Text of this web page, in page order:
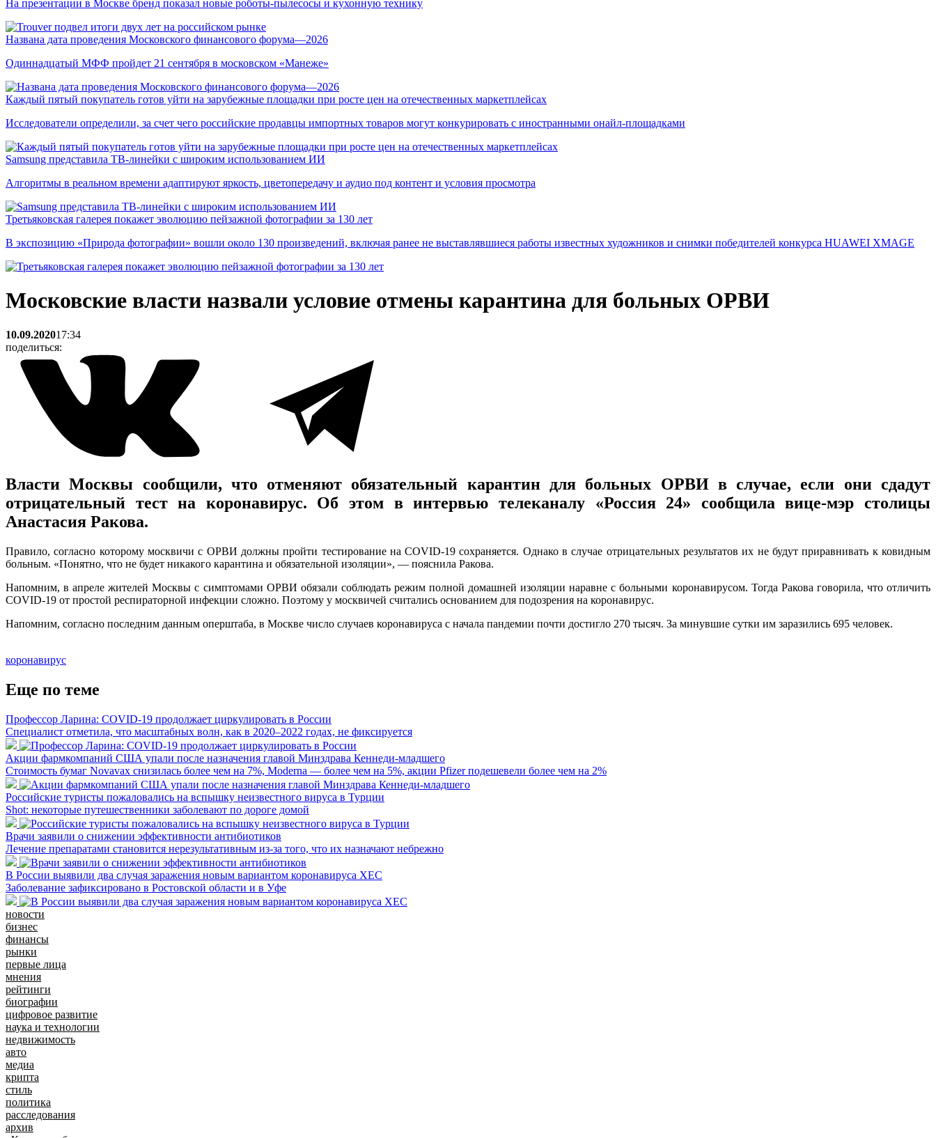
На презентации в Москве бренд показал новые роботы-пылесосы и кухонную технику
Названа дата проведения Московского финансового форума—2026
Одиннадцатый МФФ пройдет 21 сентября в московском «Манеже»
Каждый пятый покупатель готов уйти на зарубежные площадки при росте цен на отечественных маркетплейсах
Исследователи определили, за счет чего российские продавцы импортных товаров могут конкурировать с иностранными онайл-площадками
Samsung представила ТВ-линейки с широким использованием ИИ
Алгоритмы в реальном времени адаптируют яркость, цветопередачу и аудио под контент и условия просмотра
Третьяковская галерея покажет эволюцию пейзажной фотографии за 130 лет
В экспозицию «Природа фотографии» вошли около 130 произведений, включая ранее не выставлявшиеся работы известных художников и снимки победителей конкурса HUAWEI XMAGE
Московские власти назвали условие отмены карантина для больных ОРВИ
10.09.202017:34
поделиться:
Власти Москвы сообщили, что отменяют обязательный карантин для больных ОРВИ в случае, если они сдадут
отрицательный тест на коронавирус. Об этом в интервью телеканалу «Россия 24» сообщила вице-мэр столицы
Анастасия Ракова.
Правило, согласно которому москвичи с ОРВИ должны пройти тестирование на COVID-19 сохраняется. Однако в случае отрицательных результатов их не будут приравнивать к ковидным
больным. «Понятно, что не будет никакого карантина и обязательной изоляции», — пояснила Ракова.
Напомним, в апреле жителей Москвы с симптомами ОРВИ обязали соблюдать режим полной домашней изоляции наравне с больными коронавирусом. Тогда Ракова говорила, что отличить
COVID-19 от простой респираторной инфекции сложно. Поэтому у москвичей считались основанием для подозрения на коронавирус.
Напомним, согласно последним данным оперштаба, в Москве число случаев коронавируса с начала пандемии почти достигло 270 тысяч. За минувшие сутки им заразились 695 человек.
коронавирус
Еще по теме
Профессор Ларина: COVID-19 продолжает циркулировать в России
Специалист отметила, что масштабных волн, как в 2020–2022 годах, не фиксируется
Акции фармкомпаний США упали после назначения главой Минздрава Кеннеди-младшего
Стоимость бумаг Novavax снизилась более чем на 7%, Moderna — более чем на 5%, акции Pfizer подешевели более чем на 2%
Российские туристы пожаловались на вспышку неизвестного вируса в Турции
Shot: некоторые путешественники заболевают по дороге домой
Врачи заявили о снижении эффективности антибиотиков
Лечение препаратами становится нерезультативным из-за того, что их назначают небрежно
В России выявили два случая заражения новым вариантом коронавируса XEC
Заболевание зафиксировано в Ростовской области и в Уфе
новости
бизнес
финансы
рынки
первые лица
мнения
рейтинги
биографии
цифровое развитие
наука и технологии
недвижимость
авто
медиа
крипта
стиль
политика
расследования
архив